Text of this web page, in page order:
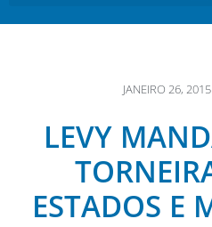
JANEIRO 26, 2015
LEVY
ESTADOS E